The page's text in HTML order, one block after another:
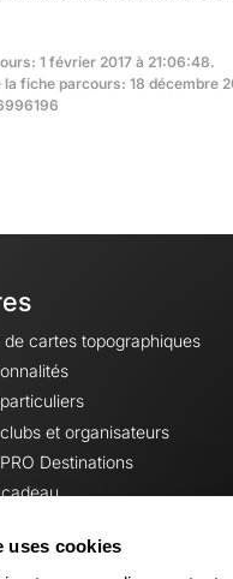
uses cookies
1 février 2017 à 21:06:48.
fiche parcours: 18 décembre
de cartes topographiques
et organisateurs
Destinations